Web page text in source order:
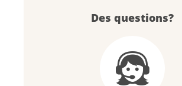
Des questions?